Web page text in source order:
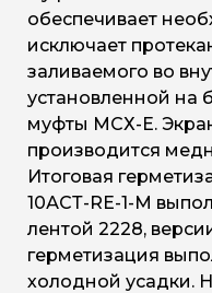
обеспечивает
исключает
заливаемого во
установленной на
муфты МСХ-Е.
производится
Итоговая
10АСТ-RE-1-М
лентой 2228,
герметизация
холодной усадки.